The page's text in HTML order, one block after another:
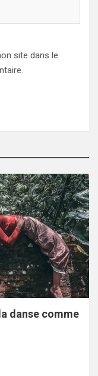
site dans le
danse comme